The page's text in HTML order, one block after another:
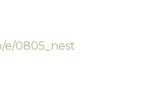
e/0805_nest